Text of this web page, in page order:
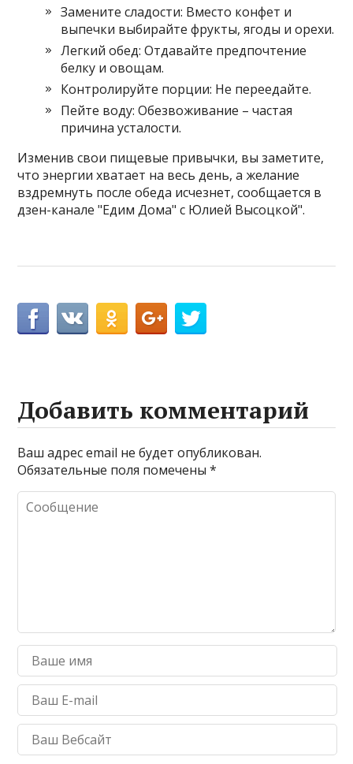
Замените сладости: Вместо конфет и
выпечки выбирайте фрукты, ягоды и орехи.
Легкий обед: Отдавайте предпочтение
белку и овощам.
Контролируйте порции: Не переедайте.
Пейте воду: Обезвоживание – частая
причина усталости.
Изменив свои пищевые привычки, вы заметите,
что энергии хватает на весь день, а желание
вздремнуть после обеда исчезнет, сообщается в
дзен-канале "Едим Дома" с Юлией Высоцкой".
Добавить комментарий
Ваш адрес email не будет опубликован.
Обязательные поля помечены*